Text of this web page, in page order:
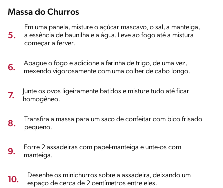
Massa do Churros
5.
Em uma panela, misture o açúcar mascavo, o sal, a manteiga,
a essência de baunilha e a água. Leve ao fogo até a mistura
começar a ferver.
6.
Apague o fogo e adicione a farinha de trigo, de uma vez,
mexendo vigorosamente com uma colher de cabo longo.
7.
Junte os ovos ligeiramente batidos e misture tudo até ficar
homogêneo.
8.
Transfira a massa para um saco de confeitar com bico frisado
pequeno.
9.
Forre 2 assadeiras com papel-manteiga e unte-os com
manteiga.
10.
Desenhe os minichurros sobre a assadeira, deixando um
espaço de cerca de 2 centímetros entre eles.